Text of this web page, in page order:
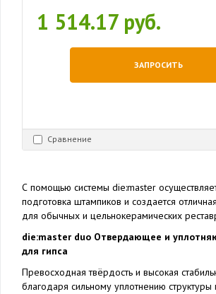
1 514.17 руб.
ЗАПРОСИТЬ
Сравнение
С помощью системы die:master
подготовка штампиков и создается
для обычных и цельнокерамических
die:master duo Отвердающее и
для гипса
Превосходная твёрдость и высокая
благодаря сильному уплотнению структуры